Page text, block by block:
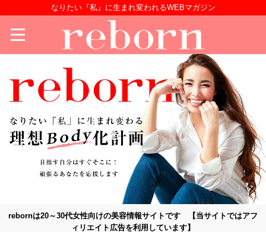
なりたい『私』に生まれ変われるWEBマガジン
rebornは20～30代女性向けの美容情報サイトです 【当サイトではアフ
ィリエイト広告を利用しています】